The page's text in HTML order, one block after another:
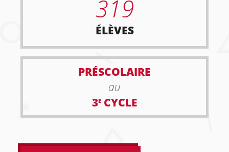
319
ÉLÈVES
PRÉSCOLAIRE
au
3ECYCLE